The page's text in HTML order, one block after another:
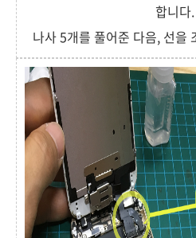
합니다.
나사 5개를 풀어준 다음, 선을